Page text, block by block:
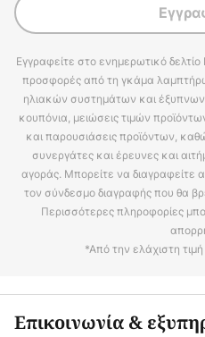
Εγγραφείτε στο ενημερωτικό
προσφορές από τη γκάμα
ηλιακών συστημάτων και
κουπόνια, μειώσεις τιμών
και παρουσιάσεις προϊόντων,
συνεργάτες και έρευνες και
αγοράς. Μπορείτε να διαγραφείτε
τον σύνδεσμο διαγραφής που θα
Περισσότερες πληροφορίες
*Από την ελάχιστη
Επικοινωνία &